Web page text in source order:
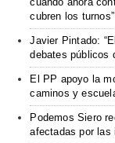
cubren los turnos”
Javier Pintado:
debates públicos
El PP apoyo la
caminos y
Podemos Siero
afectadas por las